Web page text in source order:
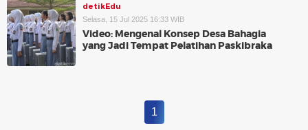
detikEdu
Selasa, 15 Jul 2025 16:33 WIB
Video: Mengenal Konsep Desa Bahagia
yang Jadi Tempat Pelatihan Paskibraka
1